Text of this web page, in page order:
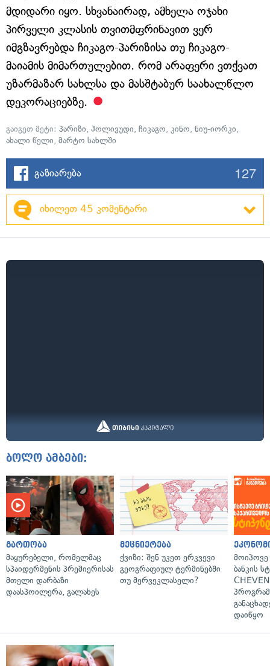
მდიდარი იყო. სხვანაირად, ამხელა ოჯახი
პირველი კლასის თვითმფრინავით ვერ
იმგზავრებდა ჩიკაგო-პარიზისა თუ ჩიკაგო-
მაიამის მიმართულებით. რომ არაფერი ვთქვათ
უზარმაზარ სახლსა და მასშტაბურ საახალწლო
დეკორაციებზე.
გაიგეთ მეტი: პარიზი, ჰოლივუდი, ჩიკაგო, კინო, ნიუ-იორკი,
ახალი წელი, მარტო სახლში
გაზიარება 127
იხილეთ 45 კომენტარი
ბოლო ამბები:
გართობა
მაყურებელი, რომელმაც
სპაიდერმენის პრემიერისას
მთელი დარბაზი
დაასპოილერა, გალახეს
მეცნიერება
ქვიზი: შენ უკეთ ერკვევი
გეოგრაფიულ ტერმინებში
თუ მერვეკლასელი?
ბანკის
დაიწყო